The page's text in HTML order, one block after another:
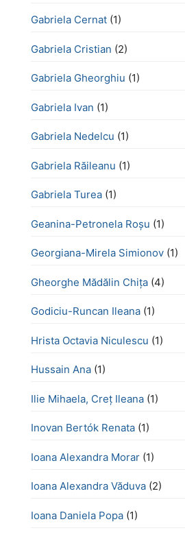
Gabriela Cernat (1)
Gabriela Cristian (2)
Gabriela Gheorghiu (1)
Gabriela Ivan (1)
Gabriela Nedelcu (1)
Gabriela Răileanu (1)
Gabriela Turea (1)
Geanina-Petronela Roșu (1)
Georgiana-Mirela Simionov (1)
Gheorghe Mădălin Chiţa (4)
Godiciu-Runcan Ileana (1)
Hrista Octavia Niculescu (1)
Hussain Ana (1)
Ilie Mihaela, Creț Ileana (1)
Inovan Bertók Renata (1)
Ioana Alexandra Morar (1)
Ioana Alexandra Văduva (2)
Ioana Daniela Popa (1)